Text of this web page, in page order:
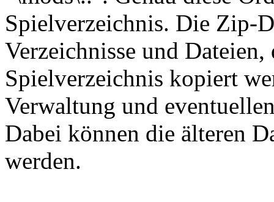
Spielverzeichnis. Die Zip-
Verzeichnisse und Dateien,
Spielverzeichnis kopiert
Verwaltung und
Dabei können die älteren
werden.